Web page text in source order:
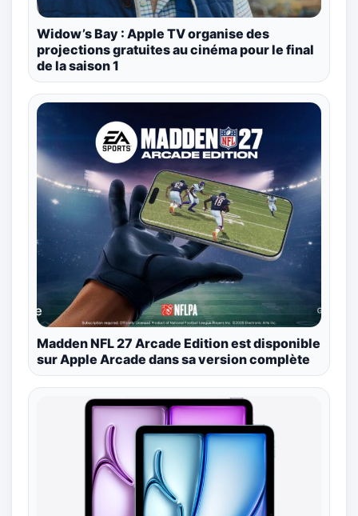
Widow’s Bay : Apple TV organise des
projections gratuites au cinéma pour le final
de la saison 1
Madden NFL 27 Arcade Edition est disponible
sur Apple Arcade dans sa version complète